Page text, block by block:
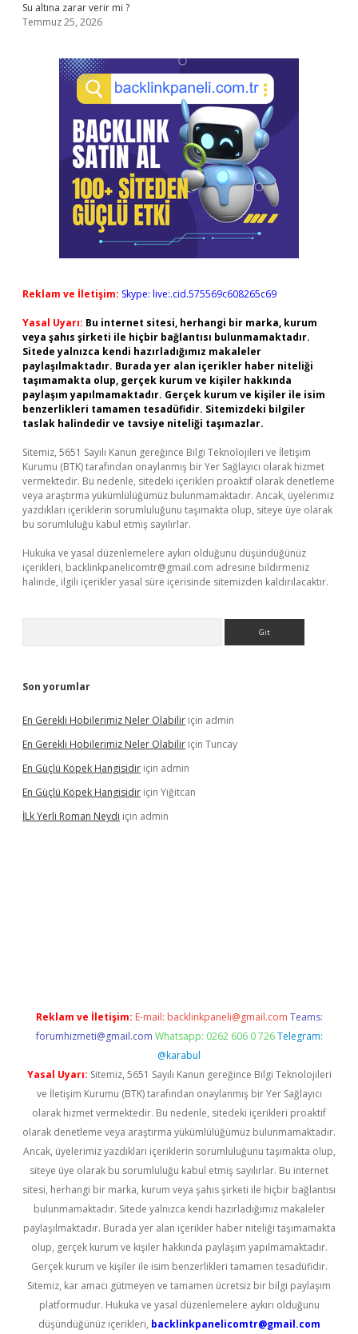
Su altına zarar verir mi ?
Temmuz 25, 2026
Reklam ve İletişim: Skype: live:.cid.575569c608265c69
Yasal Uyarı: Bu internet sitesi, herhangi bir marka, kurum
veya şahıs şirketi ile hiçbir bağlantısı bulunmamaktadır.
Sitede yalnızca kendi hazırladığımız makaleler
paylaşılmaktadır. Burada yer alan içerikler haber niteliği
taşımamakta olup, gerçek kurum ve kişiler hakkında
paylaşım yapılmamaktadır. Gerçek kurum ve kişiler ile isim
benzerlikleri tamamen tesadüfidir. Sitemizdeki bilgiler
taslak halindedir ve tavsiye niteliği taşımazlar.
Sitemiz, 5651 Sayılı Kanun gereğince Bilgi Teknolojileri ve İletişim
Kurumu (BTK) tarafından onaylanmış bir Yer Sağlayıcı olarak hizmet
vermektedir. Bu nedenle, sitedeki içerikleri proaktif olarak denetleme
veya araştırma yükümlülüğümüz bulunmamaktadır. Ancak, üyelerimiz
yazdıkları içeriklerin sorumluluğunu taşımakta olup, siteye üye olarak
bu sorumluluğu kabul etmiş sayılırlar.
Hukuka ve yasal düzenlemelere aykırı olduğunu düşündüğünüz
içerikleri, backlinkpanelicomtr@gmail.com adresine bildirmeniz
halinde, ilgili içerikler yasal süre içerisinde sitemizden kaldırılacaktır.
Son yorumlar
En Gerekli Hobilerimiz Neler Olabilir için admin
En Gerekli Hobilerimiz Neler Olabilir için Tuncay
En Güçlü Köpek Hangisidir için admin
En Güçlü Köpek Hangisidir için Yiğitcan
İLk Yerli Roman Neydi için admin
Reklam ve İletişim: E-mail: backlinkpaneli@gmail.com Teams:
forumhizmeti@gmail.com Whatsapp: 0262 606 0 726 Telegram:
@karabul
Yasal Uyarı: Sitemiz, 5651 Sayılı Kanun gereğince Bilgi Teknolojileri
ve İletişim Kurumu (BTK) tarafından onaylanmış bir Yer Sağlayıcı
olarak hizmet vermektedir. Bu nedenle, sitedeki içerikleri proaktif
olarak denetleme veya araştırma yükümlülüğümüz bulunmamaktadır.
Ancak, üyelerimiz yazdıkları içeriklerin sorumluluğunu taşımakta olup,
siteye üye olarak bu sorumluluğu kabul etmiş sayılırlar. Bu internet
sitesi, herhangi bir marka, kurum veya şahıs şirketi ile hiçbir bağlantısı
bulunmamaktadır. Sitede yalnızca kendi hazırladığımız makaleler
paylaşılmaktadır. Burada yer alan içerikler haber niteliği taşımamakta
olup, gerçek kurum ve kişiler hakkında paylaşım yapılmamaktadır.
Gerçek kurum ve kişiler ile isim benzerlikleri tamamen tesadüfidir.
Sitemiz, kar amacı gütmeyen ve tamamen ücretsiz bir bilgi paylaşım
platformudur. Hukuka ve yasal düzenlemelere aykırı olduğunu
düşündüğünüz içerikleri, backlinkpanelicomtr@gmail.com